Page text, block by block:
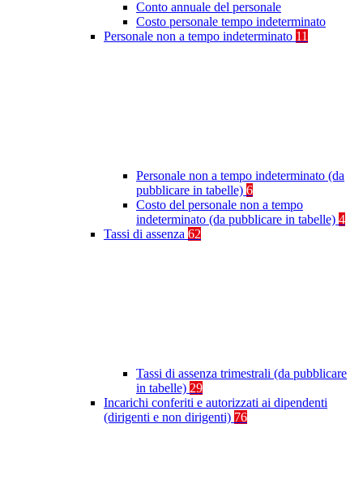
Conto annuale del personale
Costo personale tempo indeterminato
Personale non a tempo indeterminato 11
Personale non a tempo indeterminato (da
pubblicare in tabelle) 6
Costo del personale non a tempo
indeterminato (da pubblicare in tabelle) 4
Tassi di assenza 62
Tassi di assenza trimestrali (da pubblicare
in tabelle) 29
Incarichi conferiti e autorizzati ai dipendenti
(dirigenti e non dirigenti) 76